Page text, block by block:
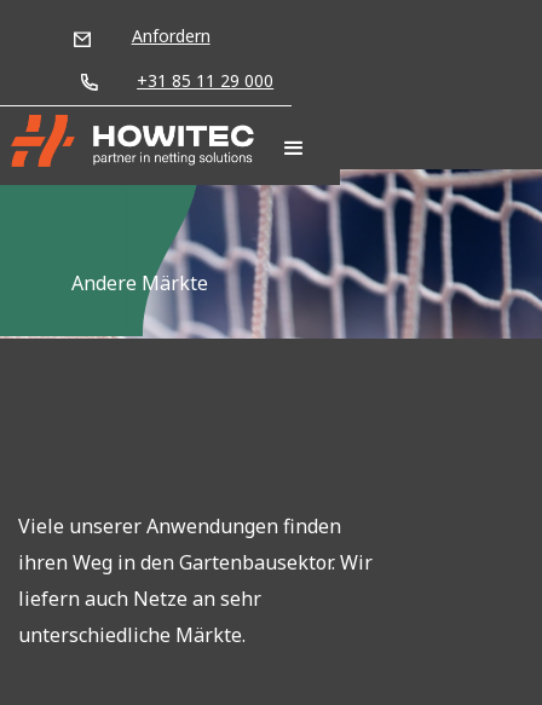
Anfordern
+31 85 11 29 000
Andere Märkte
Viele unserer Anwendungen finden
ihren Weg in den Gartenbausektor. Wir
liefern auch Netze an sehr
unterschiedliche Märkte.